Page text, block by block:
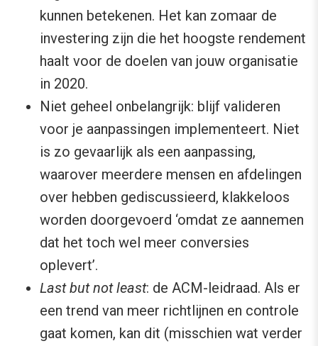
kunnen betekenen. Het kan zomaar de
investering zijn die het hoogste rendement
haalt voor de doelen van jouw organisatie
in 2020.
Niet geheel onbelangrijk: blijf valideren
voor je aanpassingen implementeert. Niet
is zo gevaarlijk als een aanpassing,
waarover meerdere mensen en afdelingen
over hebben gediscussieerd, klakkeloos
worden doorgevoerd ‘omdat ze aannemen
dat het toch wel meer conversies
oplevert’.
Last but not least: de ACM-leidraad. Als er
een trend van meer richtlijnen en controle
gaat komen, kan dit (misschien wat verder